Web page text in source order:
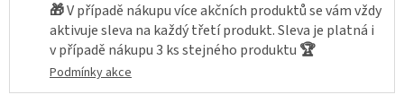
🎁V případě nákupu více akčních produktů se vám vždy
aktivuje sleva na každý třetí produkt. Sleva je platná i
v případě nákupu 3 ks stejného produktu 🏆
Podmínky akce